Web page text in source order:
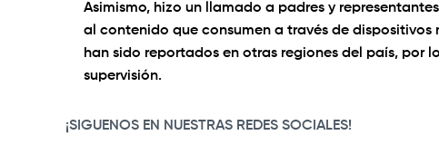
Asimismo, hizo un llamado a padres y
al contenido que consumen a través de dispositivos
han sido reportados en otras regiones del país, por
supervisión.
¡SIGUENOS EN NUESTRAS REDES SOCIALES!